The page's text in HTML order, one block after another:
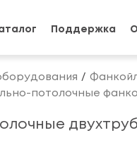
Поддержка
потолочные